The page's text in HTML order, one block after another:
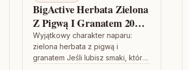
BigActive Herbata Zielona
Z Pigwą I Granatem 20
Torebek
Wyjątkowy charakter naparu:
zielona herbata z pigwą i
granatem Jeśli lubisz smaki, które